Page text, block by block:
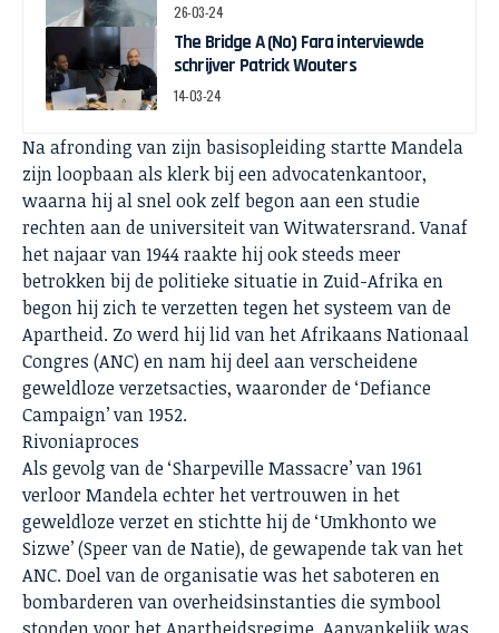
26-03-24
The Bridge A (No) Fara interviewde
schrijver Patrick Wouters
14-03-24
Na afronding van zijn basisopleiding startte Mandela
zijn loopbaan als klerk bij een advocatenkantoor,
waarna hij al snel ook zelf begon aan een studie
rechten aan de universiteit van Witwatersrand. Vanaf
het najaar van 1944 raakte hij ook steeds meer
betrokken bij de politieke situatie in Zuid-Afrika en
begon hij zich te verzetten tegen het systeem van de
Apartheid. Zo werd hij lid van het Afrikaans Nationaal
Congres (ANC) en nam hij deel aan verscheidene
geweldloze verzetsacties, waaronder de ‘Defiance
Campaign’ van 1952.
Rivoniaproces
Als gevolg van de ‘Sharpeville Massacre’ van 1961
verloor Mandela echter het vertrouwen in het
geweldloze verzet en stichtte hij de ‘Umkhonto we
Sizwe’ (Speer van de Natie), de gewapende tak van het
ANC. Doel van de organisatie was het saboteren en
bombarderen van overheidsinstanties die symbool